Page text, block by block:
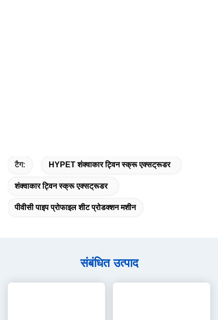
टैग: HYPET शंक्वाकार ट्विन स्क्रू एक्सट्रूडर
शंक्वाकार ट्विन स्क्रू एक्सट्रूडर
पीवीसी पाइप प्रोफाइल शीट प्रोडक्शन मशीन
संबंधित उत्पाद